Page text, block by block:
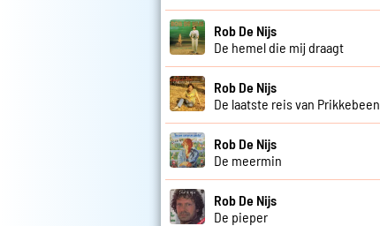
Rob De Nijs
De hemel die mij draagt
Rob De Nijs
De laatste reis van Prikkebeen
Rob De Nijs
De meermin
Rob De Nijs
De pieper